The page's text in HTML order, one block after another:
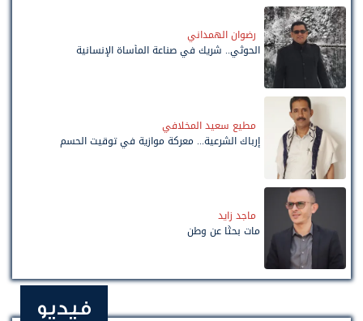
رضوان الهمداني
الحوثي.. شريك في صناعة المأساة الإنسانية
مطيع سعيد المخلافي
إرباك الشرعية... معركة موازية في توقيت الحسم
ماجد زايد
مات بحثًا عن وطن
فيديو